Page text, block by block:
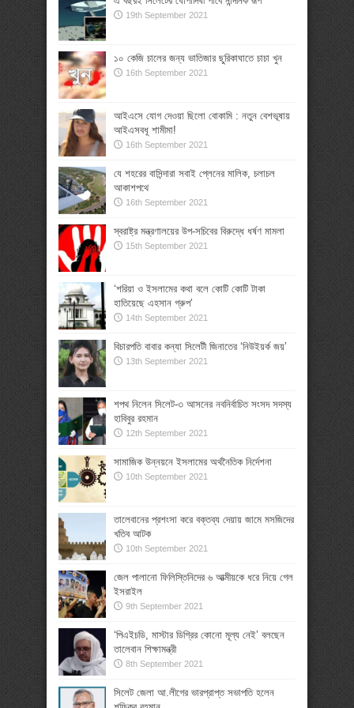
19th September 2021
১০ কেজি চালের জন্য ভাতিজার ছুরিকাঘাতে চাচা খুন
16th September 2021
আইএসে যোগ দেওয়া ছিলো বোকামি : নতুন বেশভূষায়
আইএসবধূ শামীমা!
16th September 2021
যে শহরের বাসিন্দারা সবাই প্লেনের মালিক, চলাচল
আকাশপথে
16th September 2021
স্বরাষ্ট্র মন্ত্রণালয়ের উপ-সচিবের বিরুদ্ধে ধর্ষণ মামলা
15th September 2021
‘শরিয়া ও ইসলামের কথা বলে কোটি কোটি টাকা
হাতিয়েছে এহসান গ্রুপ’
14th September 2021
বিচারপতি বাবার কন্যা সিলেটী জিনাতের ‘নিউইয়র্ক জয়’
13th September 2021
শপথ নিলেন সিলেট-৩ আসনের নবনির্বাচিত সংসদ সদস্য
হাবিবুর রহমান
12th September 2021
সামাজিক উন্নয়নে ইসলামের অর্থনৈতিক নির্দেশনা
10th September 2021
তালেবানের প্রশংসা করে বক্তব্য দেয়ায় জামে মসজিদের
খতিব আটক
10th September 2021
জেল পালানো ফিলিস্তিনিদের ৬ আত্মীয়কে ধরে নিয়ে গেল
ইসরাইল
9th September 2021
‘পিএইচডি, মাস্টার ডিগ্রির কোনো মূল্য নেই’ বলছেন
তালেবান শিক্ষামন্ত্রী
8th September 2021
সিলেট জেলা আ.লীগের ভারপ্রাপ্ত সভাপতি হলেন